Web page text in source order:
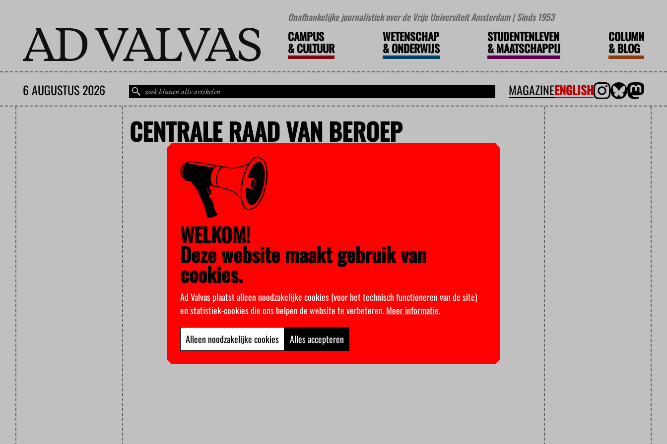
Onafhankelijke journalistiek over de Vrije Universiteit Amsterdam | Sinds 1953
CAMPUS
&CULTUUR
WETENSCHAP
&ONDERWIJS
STUDENTENLEVEN
&MAATSCHAPPIJ
COLUMN
&BLOG
6 AUGUSTUS 2026 MAGAZINEENGLISH
CENTRALE RAAD VAN BEROEP
WELKOM!
Deze website maakt gebruik van
cookies.
Ad Valvas plaatst alleen noodzakelijke cookies (voor het technisch functioneren van de site)
en statistiek-cookies die ons helpen de website te verbeteren.Meer informatie.
Alleen noodzakelijke cookies Alles accepteren